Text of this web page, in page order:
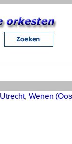
Utrecht, Wenen